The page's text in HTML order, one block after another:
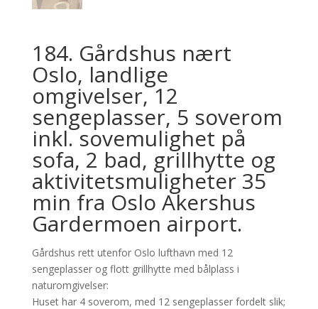
184. Gårdshus nært
Oslo, landlige
omgivelser, 12
sengeplasser, 5 soverom
inkl. sovemulighet på
sofa, 2 bad, grillhytte og
aktivitetsmuligheter 35
min fra Oslo Akershus
Gardermoen airport.
Gårdshus rett utenfor Oslo lufthavn med 12
sengeplasser og flott grillhytte med bålplass i
naturomgivelser:
Huset har 4 soverom, med 12 sengeplasser fordelt slik;